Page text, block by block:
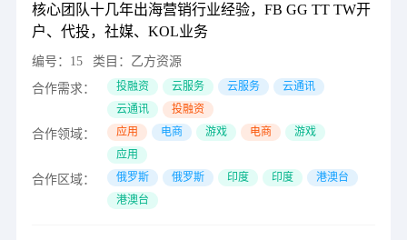
核心团队十几年出海营销行业经验，FB GG TT TW开
户、代投，社媒、KOL业务
编号： 15 类目： 乙方资源
合作需求：
投融资 云服务 云服务
云通讯
云通讯
投融资
合作领域： 应用 电商 游戏 电商
游戏
应用
合作区域： 俄罗斯 俄罗斯 印度 印度
港澳台
港澳台